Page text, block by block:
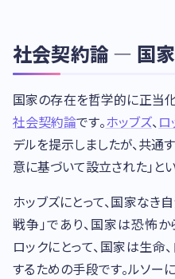
社会契約論 — 国
国家の存在を哲学的に正当
社会契約論です。ホッブズ、ロ
デルを提示しましたが、共通
意に基づいて設立された」と
ホッブズにとって、国家なき
戦争」であり、国家は恐怖
ロックにとって、国家は生命
するための手段です。ルソー